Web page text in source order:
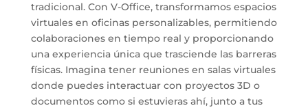
tradicional. Con V-Office, transformamos espacios
virtuales en oficinas personalizables, permitiendo
colaboraciones en tiempo real y proporcionando
una experiencia única que trasciende las barreras
físicas. Imagina tener reuniones en salas virtuales
donde puedes interactuar con proyectos 3D o
documentos como si estuvieras ahí, junto a tus